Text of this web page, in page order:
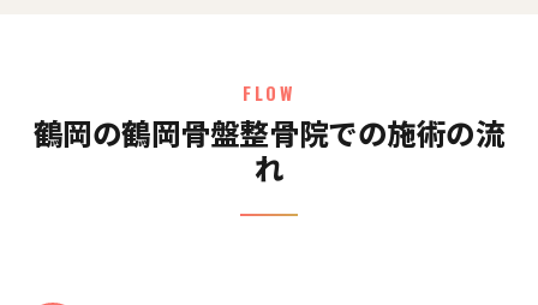
FLOW
鶴岡の鶴岡骨盤整骨院での施術の流
れ